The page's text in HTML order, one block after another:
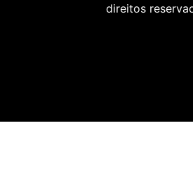
direitos